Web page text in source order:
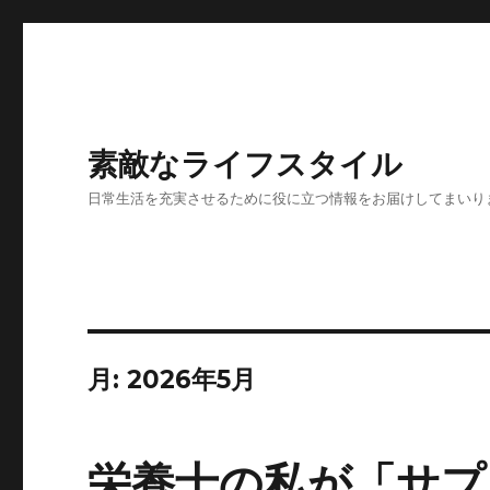
素敵なライフスタイル
日常生活を充実させるために役に立つ情報をお届けしてまいり
月:2026年5月